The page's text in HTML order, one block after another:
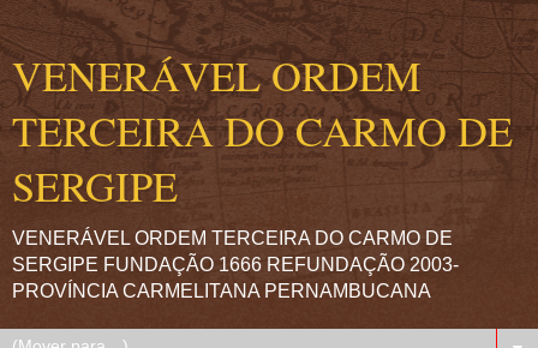
VENERÁVEL ORDEM
TERCEIRA DO CARMO DE
SERGIPE
VENERÁVEL ORDEM TERCEIRA DO CARMO DE
SERGIPE FUNDAÇÃO 1666 REFUNDAÇÃO 2003-
PROVÍNCIA CARMELITANA PERNAMBUCANA